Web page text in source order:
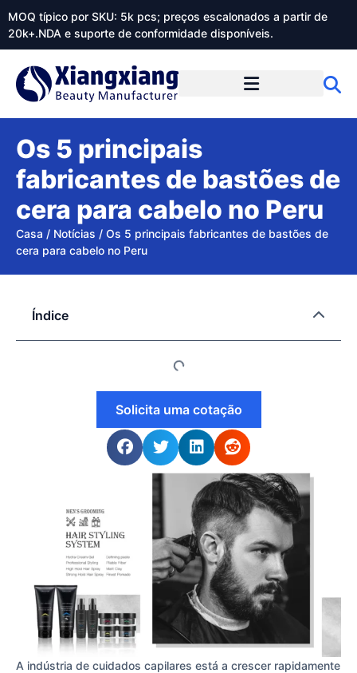
MOQ típico por SKU: 5k pcs; preços escalonados a partir de
20k+.NDA e suporte de conformidade disponíveis.
Os 5 principais
fabricantes de bastões de
cera para cabelo no Peru
Casa / Notícias / Os 5 principais fabricantes de bastões de
cera para cabelo no Peru
A indústria de cuidados capilares está a crescer rapidamente
Índice
Solicita uma cotação